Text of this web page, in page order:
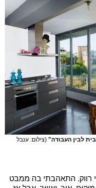
לבין העבודה" (צילום: ענבל
רווק. התאהבתי בה ממבט